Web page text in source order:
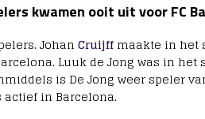
kwamen ooit uit voor FC
JohanCruijffmaakte in het
Luuk de Jong was in het
is De Jong weer speler
in Barcelona.